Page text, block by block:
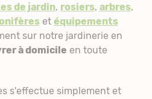
de jardin, rosiers, arbres,
et équipements
sur notre jardinerie en
à domicile en toute
s'effectue simplement et